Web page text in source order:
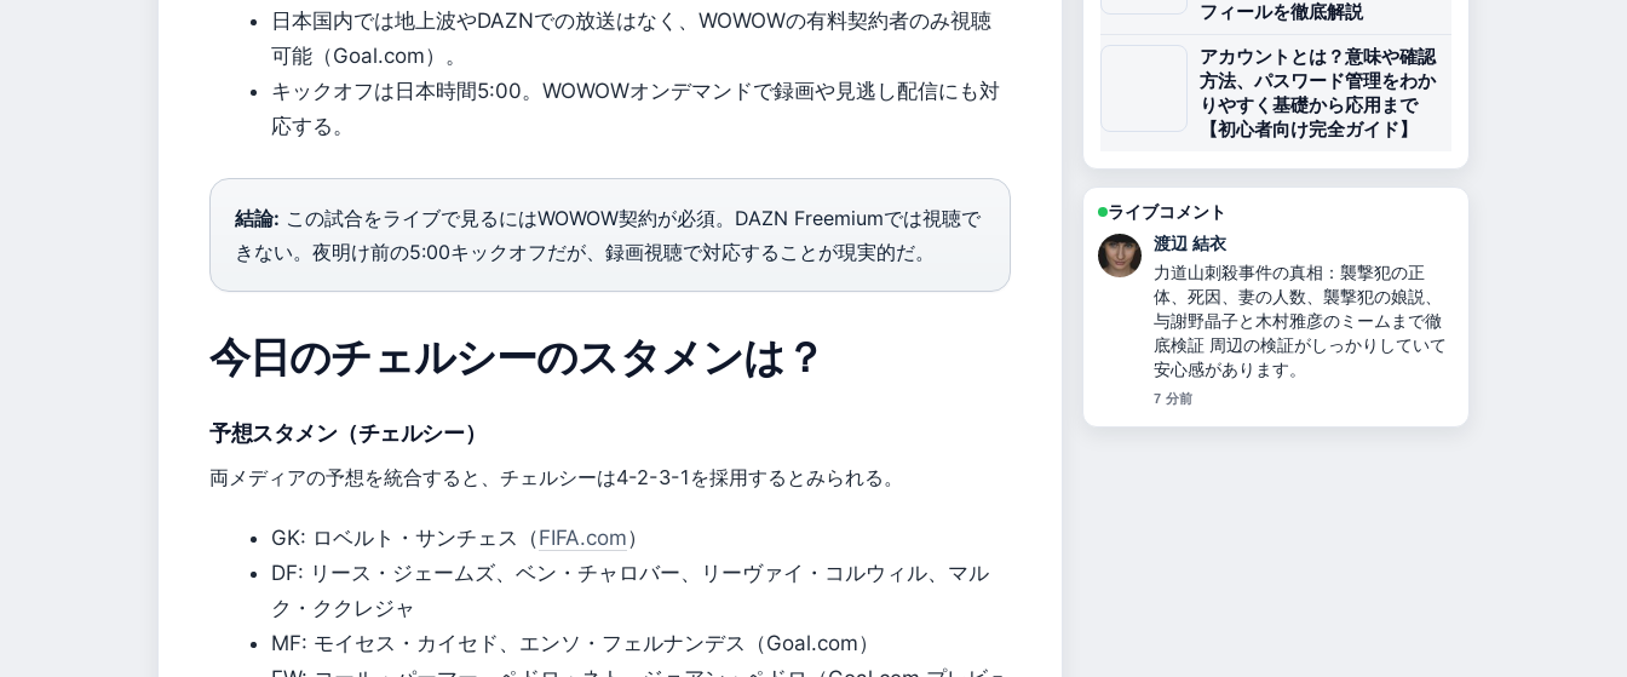
日本国内では地上波やDAZNでの放送はなく、WOWOWの有料契約者のみ視聴
可能（Goal.com）。
キックオフは日本時間5:00。WOWOWオンデマンドで録画や見逃し配信にも対
応する。
結論: この試合をライブで見るにはWOWOW契約が必須。DAZN Freemiumでは視聴で
きない。夜明け前の5:00キックオフだが、録画視聴で対応することが現実的だ。
今日のチェルシーのスタメンは？
予想スタメン（チェルシー）
両メディアの予想を統合すると、チェルシーは4-2-3-1を採用するとみられる。
GK: ロベルト・サンチェス（FIFA.com）
DF: リース・ジェームズ、ベン・チャロバー、リーヴァイ・コルウィル、マル
ク・ククレジャ
MF: モイセス・カイセド、エンソ・フェルナンデス（Goal.com）
フィールを徹底解説
アカウントとは？意味や確認
方法、パスワード管理をわか
りやすく基礎から応用まで
【初心者向け完全ガイド】
ライブコメント
小林 大智
二千翔（服部二千翔）の実父や年収、
現在の職業は？ の整理がとても分かり
やすいです。今日の中でも特に読みや
すいです。
9 分前